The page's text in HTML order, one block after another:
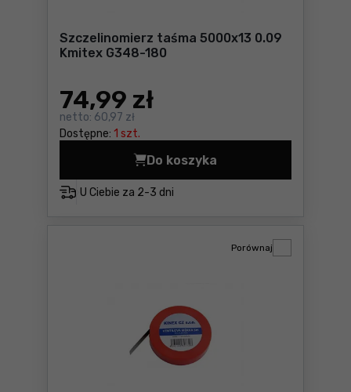
Szczelinomierz taśma 5000x13 0.09
Kmitex G348-180
74,99 zł
netto: 60,97 zł
Dostępne: 1 szt.
U Ciebie za 2-3 dni
Do koszyka
Szczelinomierz taśma
Porównaj